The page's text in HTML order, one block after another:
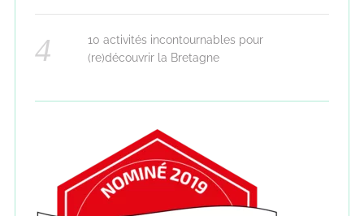
10 activités incontournables pour
(re)découvrir la Bretagne